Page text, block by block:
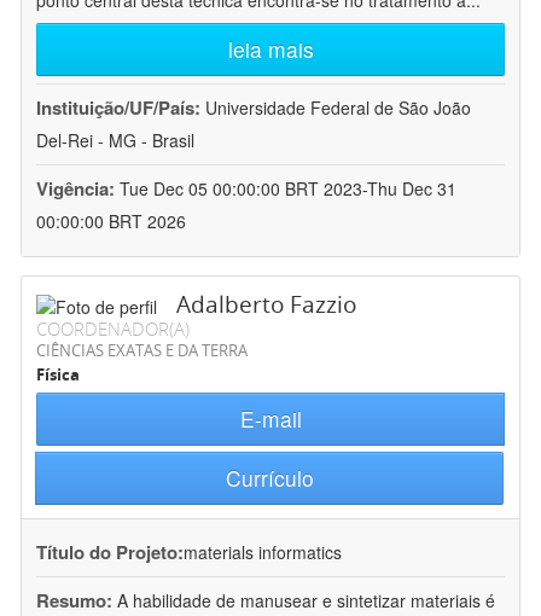
leia mais
Instituição/UF/País: Universidade Federal de São João
Del-Rei - MG - Brasil
Vigência: Tue Dec 05 00:00:00 BRT 2023-Thu Dec 31
00:00:00 BRT 2026
Adalberto Fazzio
COORDENADOR(A)
CIÊNCIAS EXATAS E DA TERRA
Física
E-mail
Currículo
Título do Projeto:materials informatics
Resumo: A habilidade de manusear e sintetizar materiais é